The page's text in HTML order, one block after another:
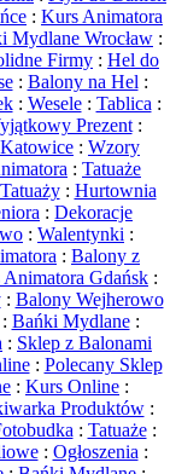
: Kurs Animatora
Mydlane Wrocław :
Firmy : Hel do
: Balony na Hel :
: Wesele: Tablica :
Prezent:
: Wzory
: Tatuaże
: Hurtownia
: Dekoracje
: Walentynki :
: Balony z
Gdańsk :
: Balony Wejherowo
: Bańki Mydlane:
: Sklep z Balonami
: Polecany Sklep
: Kurs Online :
Produktów:
: Tatuaże:
: Ogłoszenia :